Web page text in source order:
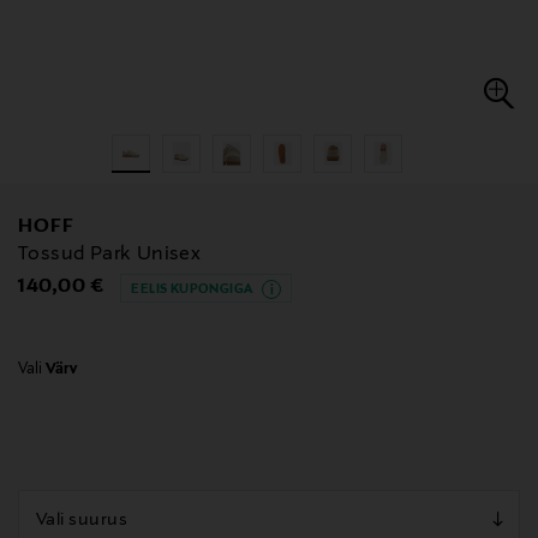
HOFF
Tossud Park Unisex
Original Price
140,00 € EELIS KUPONGIGA
Vali Värv